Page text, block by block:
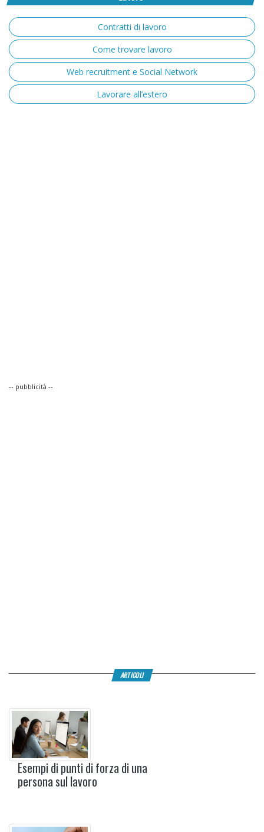
Contratti di lavoro
Come trovare lavoro
Web recruitment e Social Network
Lavorare all’estero
-- pubblicità --
ARTICOLI
Esempi di punti di forza di una
persona sul lavoro